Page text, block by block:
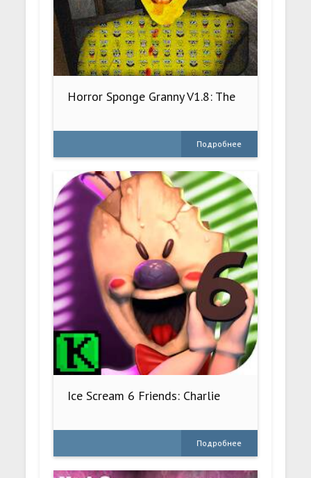
Horror Sponge Granny V1.8: The
Подробнее
Ice Scream 6 Friends: Charlie
Подробнее